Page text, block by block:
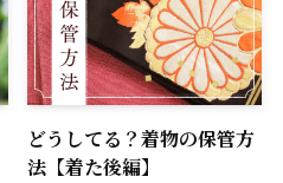
どうしてる？着物の保管方
法【着た後編】